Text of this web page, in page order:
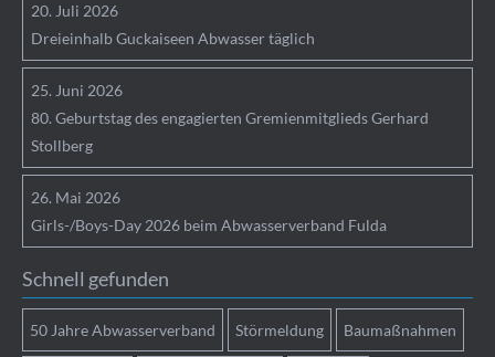
20. Juli 2026
Dreieinhalb Guckaiseen Abwasser täglich
25. Juni 2026
80. Geburtstag des engagierten Gremienmitglieds Gerhard
Stollberg
26. Mai 2026
Girls-/Boys-Day 2026 beim Abwasserverband Fulda
Schnell gefunden
50 Jahre Abwasserverband Störmeldung Baumaßnahmen